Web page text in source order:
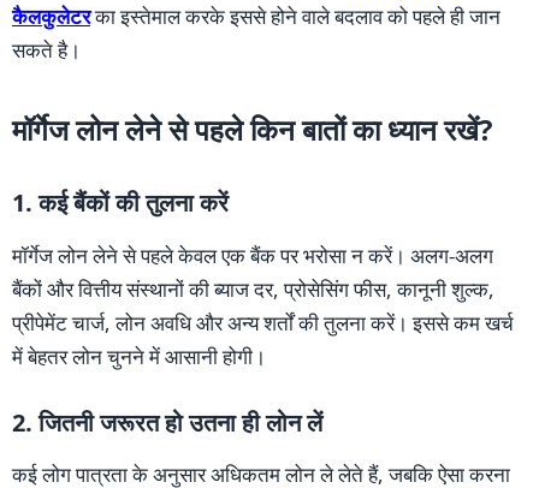
कैलकुलेटरका इस्तेमाल करके इससे होने वाले बदलाव को पहले ही जान
सकते है।
मॉर्गेज लोन लेने से पहले किन बातों का ध्यान रखें?
1. कई बैंकों की तुलना करें
मॉर्गेज लोन लेने से पहले केवल एक बैंक पर भरोसा न करें। अलग-अलग
बैंकों और वित्तीय संस्थानों की ब्याज दर, प्रोसेसिंग फीस, कानूनी शुल्क,
प्रीपेमेंट चार्ज, लोन अवधि और अन्य शर्तों की तुलना करें। इससे कम खर्च
में बेहतर लोन चुनने में आसानी होगी।
2. जितनी जरूरत हो उतना ही लोन लें
कई लोग पात्रता के अनुसार अधिकतम लोन ले लेते हैं, जबकि ऐसा करना